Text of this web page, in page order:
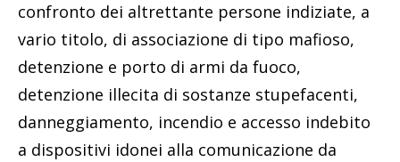
confronto dei altrettante persone indiziate, a
vario titolo, di associazione di tipo mafioso,
detenzione e porto di armi da fuoco,
detenzione illecita di sostanze stupefacenti,
danneggiamento, incendio e accesso indebito
a dispositivi idonei alla comunicazione da